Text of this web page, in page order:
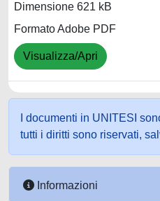
Dimensione 621 kB
Formato Adobe PDF
Visualizza/Apri
I documenti in UNITESI
tutti i diritti sono riservati,
Informazioni